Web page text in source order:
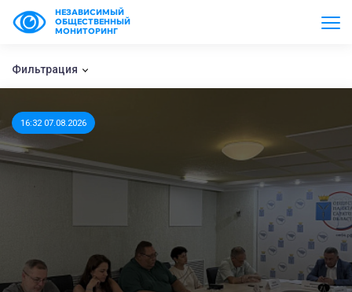
НЕЗАВИСИМЫЙ
ОБЩЕСТВЕННЫЙ
МОНИТОРИНГ
Фильтрация
16:32 07.08.2026